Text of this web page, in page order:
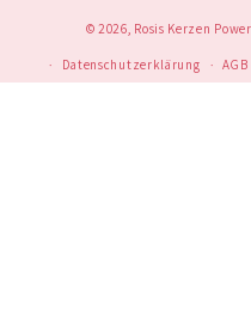
© 2026, Rosis Kerzen
Datenschutzerklärung AGB